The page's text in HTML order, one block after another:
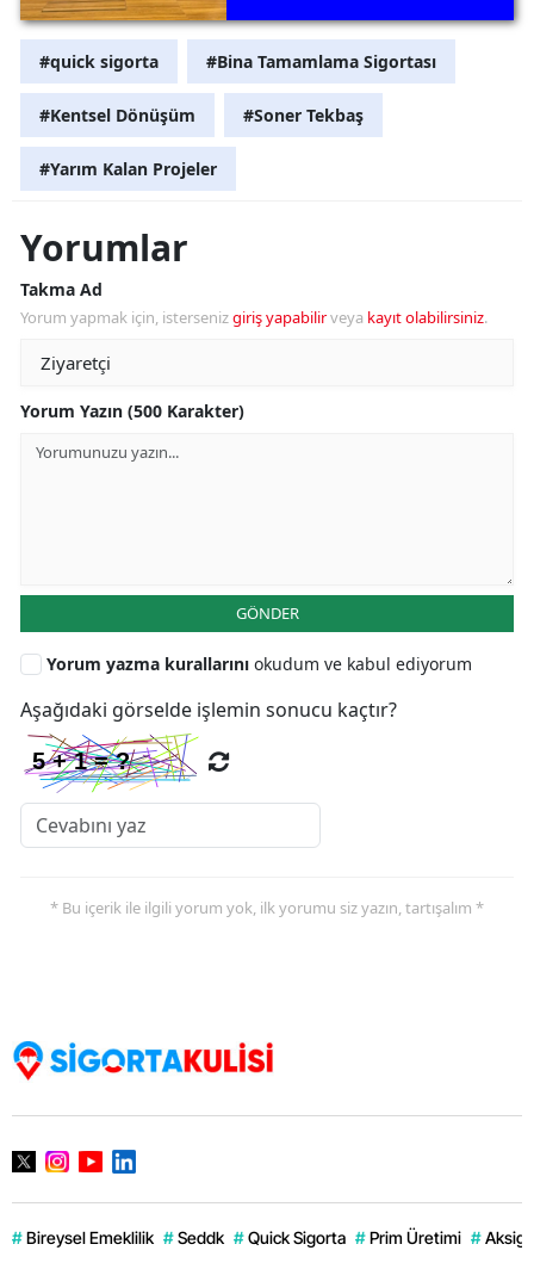
#quick sigorta #Bina Tamamlama Sigortası
#Kentsel Dönüşüm #Soner Tekbaş
#Yarım Kalan Projeler
Yorumlar
Takma Ad
Yorum yapmak için, istersenizgiriş yapabilirveya kayıt olabilirsiniz.
Yorum Yazın (500 Karakter)
GÖNDER
Yorum yazma kurallarını okudum ve kabul ediyorum
Aşağıdaki görselde işlemin sonucu kaçtır?
* Bu içerik ile ilgili yorum yok, ilk yorumu siz yazın, tartışalım *
# Bireysel Emeklilik # Seddk # Quick Sigorta # Prim Üretimi #